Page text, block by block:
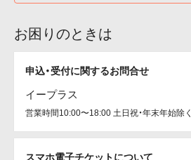
お困りのときは
申込・受付に関するお問合せ
イープラス
営業時間10:00〜18:00 土日祝・年末年始除く
スマホ電子チケットについて